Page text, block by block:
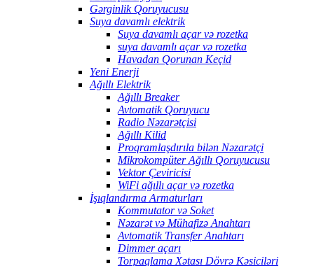
Gərginlik Qoruyucusu
Suya davamlı elektrik
Suya davamlı açar və rozetka
suya davamlı açar və rozetka
Havadan Qorunan Keçid
Yeni Enerji
Ağıllı Elektrik
Ağıllı Breaker
Avtomatik Qoruyucu
Radio Nəzarətçisi
Ağıllı Kilid
Proqramlaşdırıla bilən Nəzarətçi
Mikrokompüter Ağıllı Qoruyucusu
Vektor Çeviricisi
WiFi ağıllı açar və rozetka
İşıqlandırma Armaturları
Kommutator və Soket
Nəzarət və Mühafizə Anahtarı
Avtomatik Transfer Anahtarı
Dimmer açarı
Torpaqlama Xətası Dövrə Kəsiciləri